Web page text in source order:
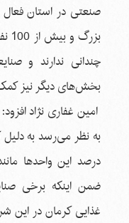
چندانی ندارند و
بخش‌های دیگر نیز
امین غفاری نژاد
درصد این واحدها
ضمن اینکه برخی
غذایی کرمان در این